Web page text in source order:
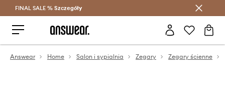
Oszczędzaj z Answear Club >
FINAL SALE % Szczegóły
Answear Home Salon i sypialnia Zegary Zegary ścienne